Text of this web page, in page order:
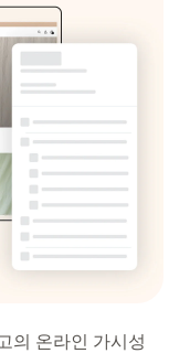
의 온라인 가시성